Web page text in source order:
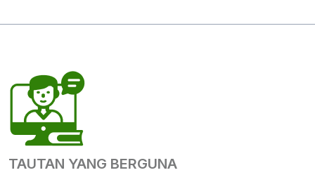
TAUTAN YANG BERGUNA